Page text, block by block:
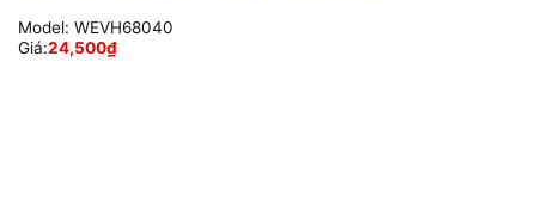
Model: WEVH68040
Giá:24,500₫